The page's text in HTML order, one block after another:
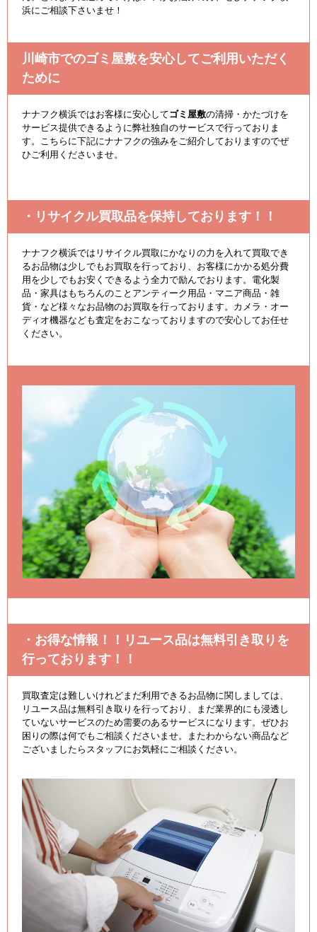
浜にご相談下さいませ！
川崎市でのゴミ屋敷を安心してご利用いただく
ために
ナナフク横浜ではお客様に安心してゴミ屋敷の清掃・かたづけを
サービス提供できるように弊社独自のサービスで行っておりま
す。こちらに下記にナナフクの強みをご紹介しておりますのでぜ
ひご利用くださいませ。
・リサイクル買取品を保持しております！！
ナナフク横浜ではリサイクル買取にかなりの力を入れて買取でき
るお品物は少しでもお買取を行っており、お客様にかかる処分費
用を少しでもお安くできるよう全力で励んでおります。電化製
品・家具はもちろんのことアンティーク用品・マニア商品・雑
貨・など様々なお品物のお買取を行っております。カメラ・オー
ディオ機器なども査定をおこなっておりますので安心してお任せ
ください。
・お得な情報！！リユース品は無料引き取りを
行っております！！
買取査定は難しいけれどまだ利用できるお品物に関しましては、
リユース品は無料引き取りを行っており、まだ業界的にも浸透し
ていないサービスのため需要のあるサービスになります。ぜひお
困りの際は何でもご相談くださいませ。またわからない商品など
ございましたらスタッフにお気軽にご相談ください。